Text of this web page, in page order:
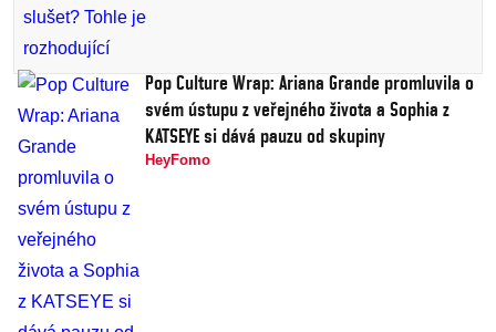
Pop Culture Wrap: Ariana Grande promluvila o
svém ústupu z veřejného života a Sophia z
KATSEYE si dává pauzu od skupiny
HeyFomo